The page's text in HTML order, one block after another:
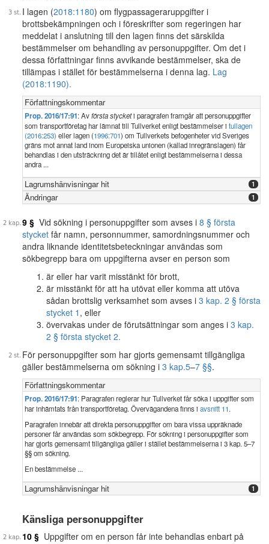
I lagen (2018:1180) om flygpassageraruppgifter i
brottsbekämpningen och i föreskrifter som regeringen har
meddelat i anslutning till den lagen finns det särskilda
bestämmelser om behandling av personuppgifter. Om det i
dessa författningar finns avvikande bestämmelser, ska de
tillämpas i stället för bestämmelserna i denna lag. Lag
(2018:1190).
Författningskommentar
Prop. 2016/17:91: Avförsta stycketi paragrafen framgår att personuppgifter
som transportföretag har lämnat till Tullverket enligt bestämmelser i tullagen
(2016:253) eller lagen (1996:701) om Tullverkets befogenheter vid Sveriges
gräns mot annat land inom Europeiska unionen (kallad inregränslagen) får
behandlas i den utsträckning det är tillåtet enligt bestämmelserna i dessa
andra ...
Lagrumshänvisningar hit 1
Ändringar 1
9 § Vid sökning i personuppgifter som avses i 8 § första
stycket får namn, personnummer, samordningsnummer och
andra liknande identitetsbeteckningar användas som
sökbegrepp bara om uppgifterna avser en person som
är eller har varit misstänkt för brott,
är misstänkt för att ha utövat eller komma att utöva
sådan brottslig verksamhet som avses i 3 kap. 2 § första
stycket 1 , eller
övervakas under de förutsättningar som anges i 3 kap.
2 § första stycket 2.
För personuppgifter som har gjorts gemensamt tillgängliga
gäller bestämmelserna om sökning i 3 kap.5–7 §§.
Författningskommentar
Prop. 2016/17:91: Paragrafen reglerar hur Tullverket får söka i uppgifter som
har inhämtats från transportföretag. Övervägandena finns i avsnitt 11.
Paragrafen innebär att direkta personuppgifter om bara vissa uppräknade
personer får användas som sökbegrepp. För sökning i personuppgifter som
har gjorts gemensamt tillgängliga gäller i stället bestämmelserna i 3 kap. 5–7
§§ om sökning.
En bestämmelse ...
Lagrumshänvisningar hit 1
Känsliga personuppgifter
10 § Uppgifter om en person får inte behandlas enbart på